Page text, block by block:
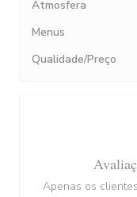
Atmosfera
Menus
Qualidade/Preço
Apenas os